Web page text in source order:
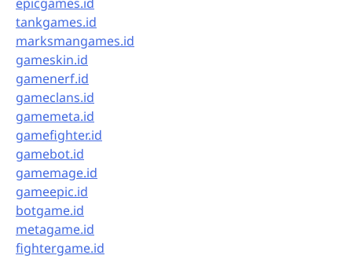
tankgames.id
marksmangames.id
gameskin.id
gamenerf.id
gameclans.id
gamemeta.id
gamefighter.id
gamebot.id
gamemage.id
gameepic.id
botgame.id
metagame.id
fightergame.id